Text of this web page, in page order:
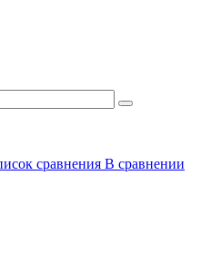
сравнения В сравнении